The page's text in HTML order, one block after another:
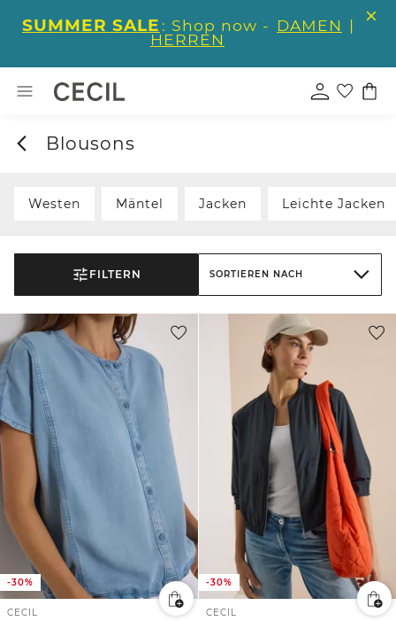
SUMMER SALE : Shop now - DAMEN |
HERREN
Blousons
Westen Mäntel Jacken Leichte Jacken
FILTERN SORTIEREN NACH
-30%
CECIL
-30%
CECIL